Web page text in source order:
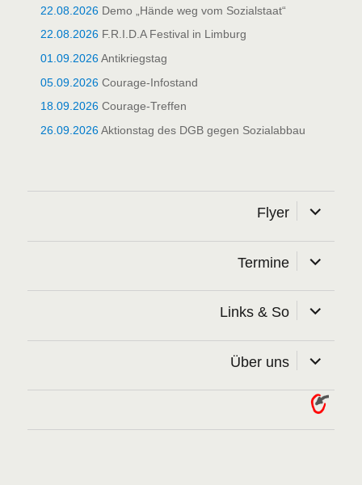
22.08.2026 Demo „Hände weg vom Sozialstaat“
22.08.2026 F.R.I.D.A Festival in Limburg
01.09.2026Antikriegstag
05.09.2026 Courage-Infostand
18.09.2026 Courage-Treffen
26.09.2026Aktionstag des DGB gegen Sozialabbau
Flyer öffnen
Termine öffnen
Links & So öffnen
Über uns öffnen